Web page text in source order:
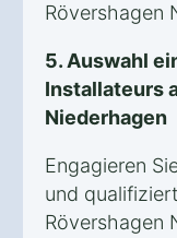
Rövershagen
5. Auswahl
Installateurs
Niederhagen
Engagieren
und
Rövershagen